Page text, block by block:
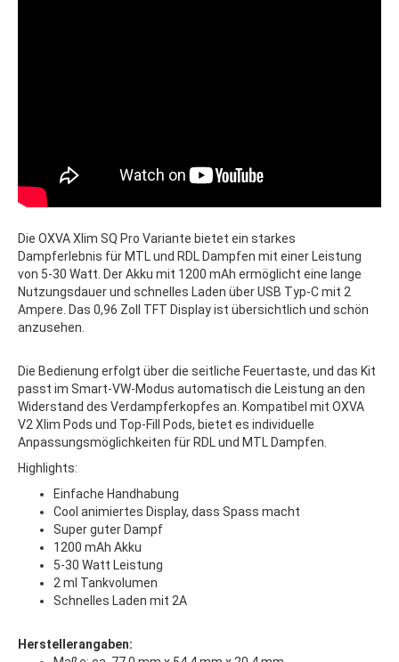
Die OXVA Xlim SQ Pro Variante bietet ein starkes
Dampferlebnis für MTL und RDL Dampfen mit einer Leistung
von 5-30 Watt. Der Akku mit 1200 mAh ermöglicht eine lange
Nutzungsdauer und schnelles Laden über USB Typ-C mit 2
Ampere. Das 0,96 Zoll TFT Display ist übersichtlich und schön
anzusehen.
Die Bedienung erfolgt über die seitliche Feuertaste, und das Kit
passt im Smart-VW-Modus automatisch die Leistung an den
Widerstand des Verdampferkopfes an. Kompatibel mit OXVA
V2 Xlim Pods und Top-Fill Pods, bietet es individuelle
Anpassungsmöglichkeiten für RDL und MTL Dampfen.
Highlights:
Einfache Handhabung
Cool animiertes Display, dass Spass macht
Super guter Dampf
1200 mAh Akku
5-30 Watt Leistung
2 ml Tankvolumen
Schnelles Laden mit 2A
Herstellerangaben: